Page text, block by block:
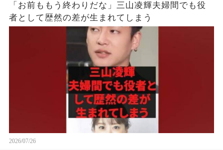
「お前ももう終わりだな」三山凌輝夫婦間でも役
者として歴然の差が生まれてしまう
2026/07/26